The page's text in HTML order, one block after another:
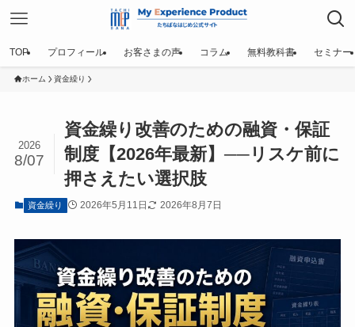
TOP プロフィール お客さまの声 コラム 無料教科書 セミナー
ホーム 資金繰り
資金繰り改善のための融資・保証
制度【2026年最新】──リスケ前に
押さえたい選択肢
2026
8/07
資金繰り 2026年5月11日 2026年8月7日